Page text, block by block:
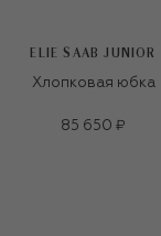
ELIE SAAB JUNIOR
Хлопковая юбка
85 650 ₽